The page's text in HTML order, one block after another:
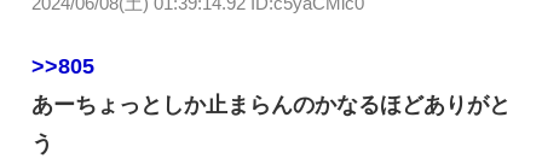
>>805
あーちょっとしか止まらんのかなるほどありがと
う